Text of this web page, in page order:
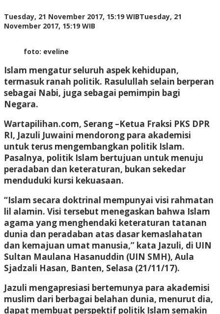
Tuesday, 21 November 2017, 15:19 WIBTuesday, 21
November 2017, 15:19 WIB
foto: eveline
Islam mengatur seluruh aspek kehidupan,
termasuk ranah politik. Rasulullah selain berperan
sebagai Nabi, juga sebagai pemimpin bagi
Negara.
Wartapilihan.com, Serang –Ketua Fraksi PKS DPR
RI, Jazuli Juwaini mendorong para akademisi
untuk terus mengembangkan politik Islam.
Pasalnya, politik Islam bertujuan untuk menuju
peradaban dan keteraturan, bukan sekedar
menduduki kursi kekuasaan.
“Islam secara doktrinal mempunyai visi rahmatan
lil alamin. Visi tersebut menegaskan bahwa Islam
agama yang menghendaki keteraturan tatanan
dunia dan peradaban atas dasar kemaslahatan
dan kemajuan umat manusia,” kata Jazuli, di UIN
Sultan Maulana Hasanuddin (UIN SMH), Aula
Sjadzali Hasan, Banten, Selasa (21/11/17).
Jazuli mengapresiasi bertemunya para akademisi
muslim dari berbagai belahan dunia, menurut dia,
dapat membuat perspektif politik Islam semakin